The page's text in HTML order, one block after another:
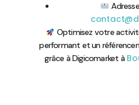
Optimisez votre
performant et un
grâce à Digicomarket à